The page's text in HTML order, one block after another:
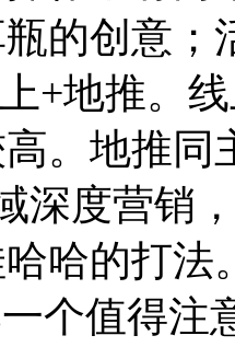
的创意；
+地推。线
。地推同
深度营销
哈的打法
个值得